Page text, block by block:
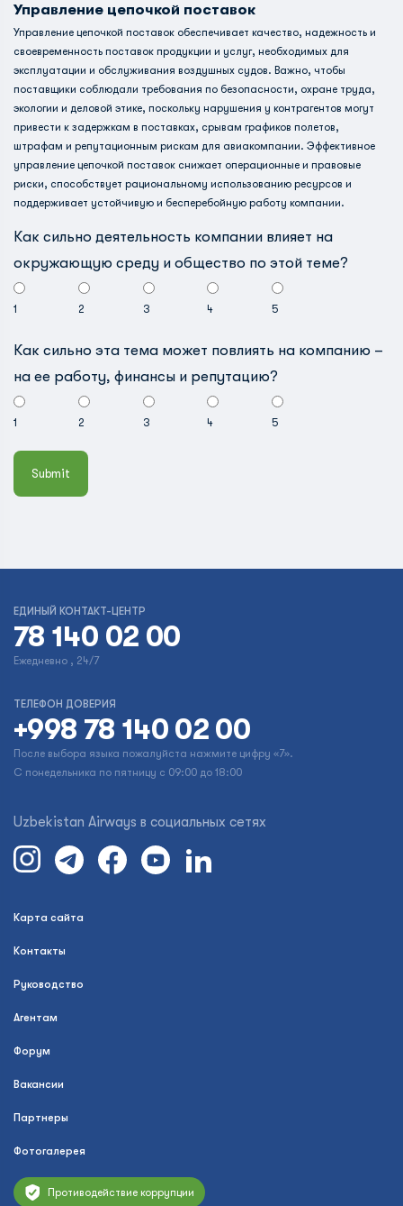
Управление цепочкой поставок
Управление цепочкой поставок обеспечивает качество, надежность и
своевременность поставок продукции и услуг, необходимых для
эксплуатации и обслуживания воздушных судов. Важно, чтобы
поставщики соблюдали требования по безопасности, охране труда,
экологии и деловой этике, поскольку нарушения у контрагентов могут
привести к задержкам в поставках, срывам графиков полетов,
штрафам и репутационным рискам для авиакомпании. Эффективное
управление цепочкой поставок снижает операционные и правовые
риски, способствует рациональному использованию ресурсов и
поддерживает устойчивую и бесперебойную работу компании.
Как сильно деятельность компании влияет на
окружающую среду и общество по этой теме?
1 2 3 4 5
Как сильно эта тема может повлиять на компанию –
на ее работу, финансы и репутацию?
1 2 3 4 5
ЕДИНЫЙ КОНТАКТ-ЦЕНТР
78 140 02 00
Ежедневно , 24/7
ТЕЛЕФОН ДОВЕРИЯ
+998 78 140 02 00
После выбора языка пожалуйста нажмите цифру «7».
С понедельника по пятницу с 09:00 до 18:00
Uzbekistan Airways в социальных сетях
Карта сайта
Контакты
Руководство
Агентам
Форум
Вакансии
Партнеры
Фотогалерея
Противодействие коррупции